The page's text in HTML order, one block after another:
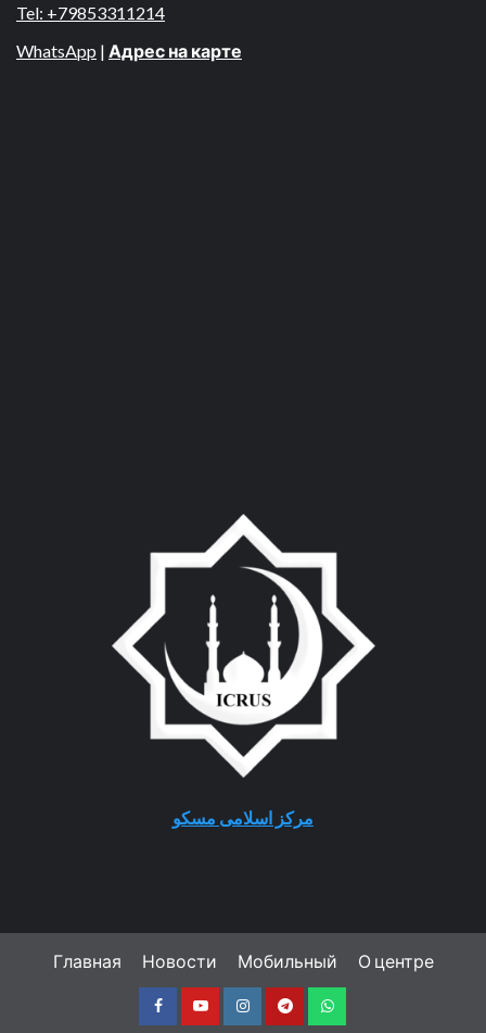
Tel: +79853311214
WhatsApp | Адрес на карте
مرکز اسلامی مسکو
Главная Новости Мобильный О центре
FacebookYoutubeInstagramTelegramWhatsapp